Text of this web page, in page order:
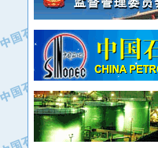
·大庆油田石油专用设备有限
·中核苏阀科技实业股份有限
·山特电子（深圳）有限公司
·常州市中兴石油化工助剂有
·姜堰市三联助剂有限公司
·四川中光高技术研究所有限
·江苏天安防雷工程有限责任公
·中国石油大港油田分公司
·靖江市天和泵业有限公司
·中油油气勘探软件国家工程
·西安长庆钻宇集团咸阳石化
·新疆安维消防设施器材有限
·华北石油津工机械制造有限
·中国石化茂名石化分公司